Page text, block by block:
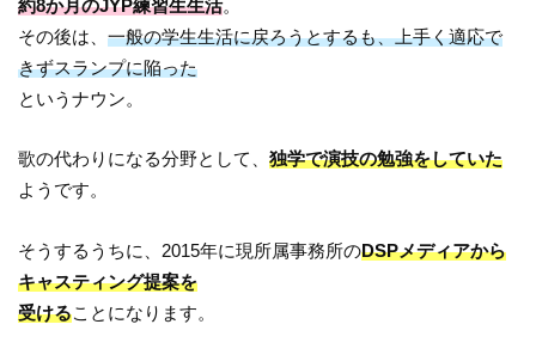
約8か月のJYP練習生生活。
その後は、一般の学生生活に戻ろうとするも、上手く適応で
きずスランプに陥った
というナウン。
歌の代わりになる分野として、独学で演技の勉強をしていた
ようです。
そうするうちに、2015年に現所属事務所のDSPメディアから
キャスティング提案を
受けることになります。